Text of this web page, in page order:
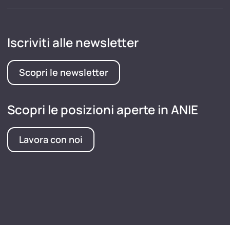
Iscriviti alle newsletter
Scopri le newsletter
Scopri le posizioni aperte in ANIE
Lavora con noi